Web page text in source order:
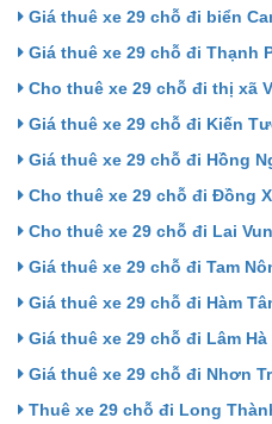
Giá thuê xe 29 chỗ đi biển
Giá thuê xe 29 chỗ đi Thạnh
Cho thuê xe 29 chỗ đi thị xã
Giá thuê xe 29 chỗ đi Kiến
Giá thuê xe 29 chỗ đi Hồng
Cho thuê xe 29 chỗ đi Đồng
Cho thuê xe 29 chỗ đi Lai
Giá thuê xe 29 chỗ đi Tam
Giá thuê xe 29 chỗ đi Hàm
Giá thuê xe 29 chỗ đi Lâm Hà
Giá thuê xe 29 chỗ đi Nhơn
Thuê xe 29 chỗ đi Long